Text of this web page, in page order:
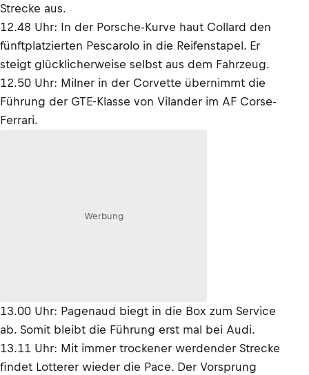
Strecke aus.
12.48 Uhr: In der Porsche-Kurve haut Collard den
fünftplatzierten Pescarolo in die Reifenstapel. Er
steigt glücklicherweise selbst aus dem Fahrzeug.
12.50 Uhr: Milner in der Corvette übernimmt die
Führung der GTE-Klasse von Vilander im AF Corse-
Ferrari.
Werbung
13.00 Uhr: Pagenaud biegt in die Box zum Service
ab. Somit bleibt die Führung erst mal bei Audi.
13.11 Uhr: Mit immer trockener werdender Strecke
findet Lotterer wieder die Pace. Der Vorsprung